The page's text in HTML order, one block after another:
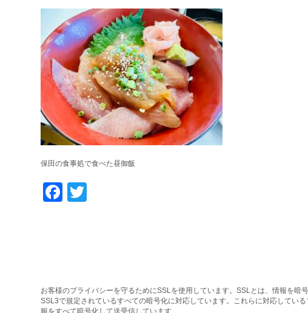
保田の食事処で食べた昼御飯
Facebook
お客様のプライバシーを守るためにSSLを使用しています。SSLとは、情報を
SSL3で規定されているすべての暗号化に対応しています。これらに対応してい